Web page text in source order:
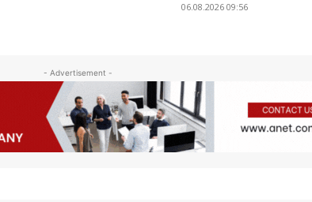
06.08.2026 09:56
- Advertisement -